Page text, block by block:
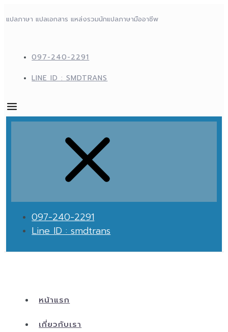
แปลภาษา แปลเอกสาร แหล่งรวมนักแปลภาษามืออาชีพ
097-240-2291
LINE ID : SMDTRANS
097-240-2291
Line ID : smdtrans
หน้าแรก
เกี่ยวกับเรา